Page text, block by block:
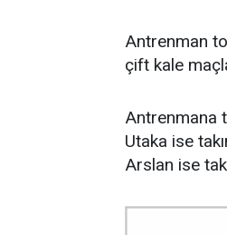
Antrenman
çift kale
Antrenmana
Utaka ise
Arslan ise